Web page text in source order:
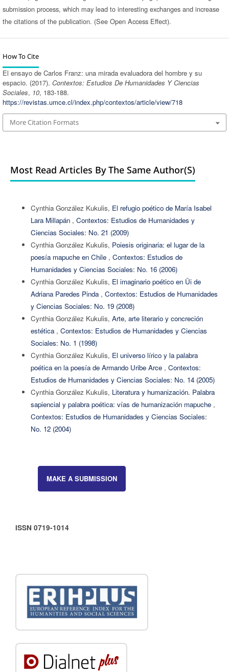
submission process, which may lead to interesting exchanges and increase
the citations of the publication. (See Open Access Effect).
How To Cite
El ensayo de Carlos Franz: una mirada evaluadora del hombre y su
espacio. (2017). Contextos: Estudios De Humanidades Y Ciencias
Sociales, 10, 183-188.
https://revistas.umce.cl/index.php/contextos/article/view/718
More Citation Formats
Most Read Articles By The Same Author(s)
Cynthia González Kukulis, El refugio poético de María Isabel
Lara Millapán , Contextos: Estudios de Humanidades y
Ciencias Sociales: No. 21 (2009)
Cynthia González Kukulis, Poiesis originaria: el lugar de la
poesía mapuche en Chile , Contextos: Estudios de
Humanidades y Ciencias Sociales: No. 16 (2006)
Cynthia González Kukulis, El imaginario poético en Üi de
Adriana Paredes Pinda , Contextos: Estudios de Humanidades
y Ciencias Sociales: No. 19 (2008)
Cynthia González Kukulis, Arte, arte literario y concreción
estética , Contextos: Estudios de Humanidades y Ciencias
Sociales: No. 1 (1998)
Cynthia González Kukulis, El universo lírico y la palabra
poética en la poesía de Armando Uribe Arce , Contextos:
Estudios de Humanidades y Ciencias Sociales: No. 14 (2005)
Cynthia González Kukulis, Literatura y humanización. Palabra
sapiencial y palabra poética: vías de humanización mapuche ,
Contextos: Estudios de Humanidades y Ciencias Sociales:
No. 12 (2004)
MAKE A SUBMISSION
ISSN 0719-1014